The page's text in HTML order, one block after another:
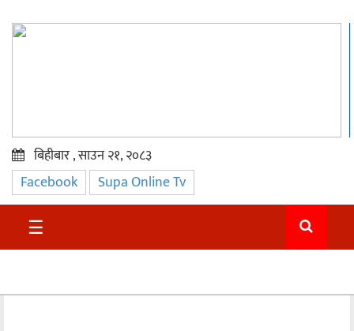
प्रमुख
समाचार
सुदुर
बिहीबार , साउन २१, २०८३
Facebook Supa Online Tv
☰